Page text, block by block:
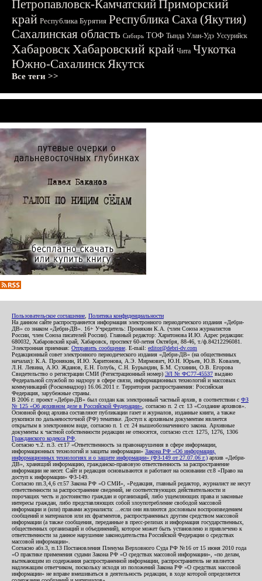
Петропавловск-КамчатскийПриморский
край Республика Бурятия Республика Саха (Якутия)
Сахалинская область Сибирь ТОФ Тында Улан-Удэ Уссурийск
ХабаровскХабаровский край Чита Чукотка
Южно-СахалинскЯкутск
Все теги >>
Пользовательское соглашение Политика конфиденциальности
На данном сайте распространяется информация электронного периодического издания «Дебри-
ДВ» со знаком «Дебри-ДВ». 16+ Учредитель: Пронякин К.А. (член Союза журналистов
России, член Союза писателей России). Главный редактор: Харитонова И.Ю. Адрес редакции:
680032, Хабаровский край, Хабаровск, проспект 60-летия Октября, 88-46, т./ф.84212296081.
Электронная приемная: Отправить сообщение . E-mail: editor@debri-dv.com
Редакционный совет электронного периодического издания «Дебри-ДВ» (на общественных
началах): К.А. Пронякин, И.Ю. Харитонова, А.Э. Мирмович, Ю.Н. Юрьев, Ю.В. Ковалев,
Л.Н. Левина, А.Ю. Жданов, Е.Н. Голубь, С.Н. Бурындин, Б.М. Сухинин, О.В. Егорова
Свидетельство о регистрации СМИ (Регистрационный номер) ЭЛ № ФС77-45537 выдано
Федеральной службой по надзору в сфере связи, информационных технологий и массовых
коммуникаций (Роскомнадзор) 16.06.2011 г. Территория распространения: Российская
Федерация, зарубежные страны.
В 2006 г. проект «Дебри-ДВ» был создан как электронный частный архив, в соответствии с ФЗ
№ 125 «Об архивном деле в Российской Федерации» , согласно п. 2 ст. 13 «Создание архивов».
Основной фонд архива составляют публикации газет и журналов, изданные книги, а также
рукописи по дальневосточной (РФ) тематике. Доступ к архивным документам является
открытым в электронном виде, согласно п. 1 ст. 24 вышеобозначенного закона. Архивные
документы к частной собственности редакции не относятся, согласно ст.ст. 1275, 1276, 1306
Гражданского кодекса РФ
Согласно ч.2. п.3. ст.17 «Ответственность за правонарушения в сфере информации,
информационных технологий и защиты информации» Закона РФ «Об информации,
информационных технологиях и о защите информации» (ФЗ-149 от 27.07.06 г.) архив «Дебри-
ДВ», хранящий информацию, гражданско-правовую ответственность за распространение
информации не несет. Сайт и редакция основываются и работают на основании ст.8 «Право на
доступ к информации» ФЗ-149.
Согласно пп.3,4,6 ст.57 Закона РФ «О СМИ», «Редакция, главный редактор, журналист не несут
ответственности за распространение сведений, не соответствующих действительности и
порочащих честь и достоинство граждан и организаций, либо ущемляющих права и законные
интересы граждан, либо представляющих собой злоупотребление свободой массовой
информации и (или) правами журналиста: ...если они являются дословным воспроизведением
сообщений и материалов или их фрагментов, распространенных другим средством массовой
информации (а также сообщения, переданные в пресс-релизах и информация государственных,
общественных организаций и объединений), которое может быть установлено и привлечено к
ответственности за данное нарушение законодательства Российской Федерации о средствах
массовой информации».
Согласно абз.3, п.13 Постановления Пленума Верховного Суда РФ №16 от 15 июня 2010 года
«О практике применения судами Закона РФ «О средствах массовой информации», «по делам,
вытекающим из содержания распространенной информации, распространитель не является
надлежащим ответчиком, поскольку исходя из положений Закона РФ «О средствах массовой
информации» не вправе вмешиваться в деятельность редакции, в ходе которой определяется